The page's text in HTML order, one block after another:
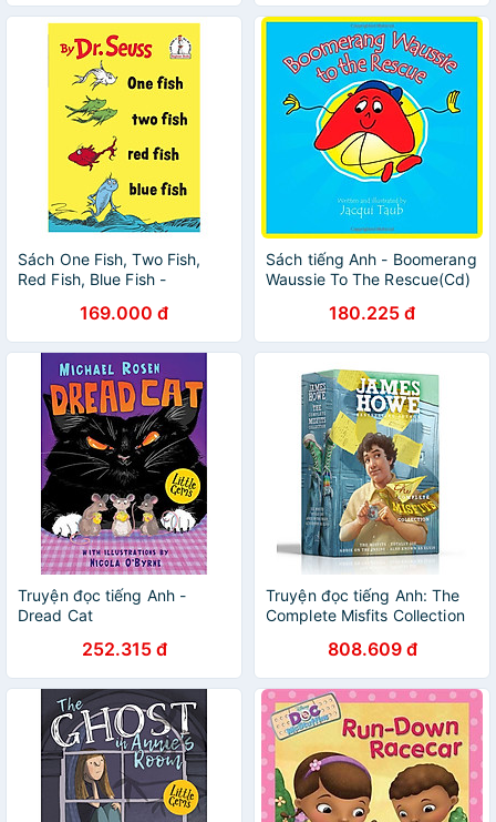
Sách One Fish, Two Fish,
Red Fish, Blue Fish -
169.000 đ
Sách tiếng Anh - Boomerang
Waussie To The Rescue(Cd)
180.225 đ
Truyện đọc tiếng Anh -
Dread Cat
252.315 đ
Truyện đọc tiếng Anh: The
Complete Misfits Collection
808.609 đ